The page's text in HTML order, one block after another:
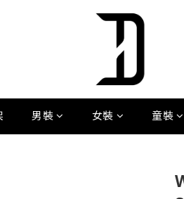
男裝 女裝 童裝